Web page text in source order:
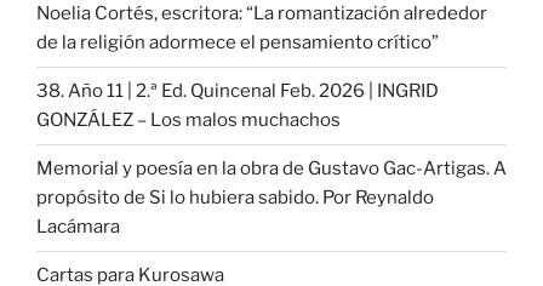
Noelia Cortés, escritora: “La romantización alrededor
de la religión adormece el pensamiento crítico”
38. Año 11 | 2.ª Ed. Quincenal Feb. 2026 | INGRID
GONZÁLEZ – Los malos muchachos
Memorial y poesía en la obra de Gustavo Gac-Artigas. A
propósito de Si lo hubiera sabido. Por Reynaldo
Lacámara
Cartas para Kurosawa